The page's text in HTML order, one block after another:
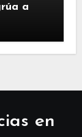
a
en